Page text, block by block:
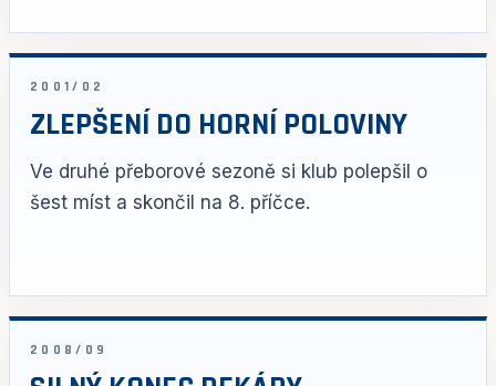
2001/02
ZLEPŠENÍ DO HORNÍ POLOVINY
Ve druhé přeborové sezoně si klub polepšil o
šest míst a skončil na 8. příčce.
2008/09